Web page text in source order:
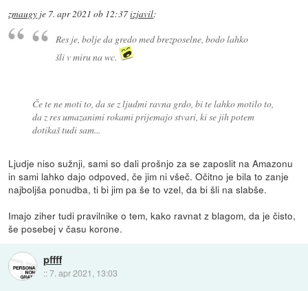
zmaugy je 7. apr 2021 ob 12:37izjavil:
Res je, bolje da gredo med brezposelne, bodo lahko
šli v miru na wc.
Če te ne moti to, da se z ljudmi ravna grdo, bi te lahko motilo to,
da z res umazanimi rokami prijemajo stvari, ki se jih potem
dotikaš tudi sam...
Ljudje niso sužnji, sami so dali prošnjo za se zaposlit na Amazonu
in sami lahko dajo odpoved, če jim ni všeč. Očitno je bila to zanje
najboljša ponudba, ti bi jim pa še to vzel, da bi šli na slabše.
Imajo ziher tudi pravilnike o tem, kako ravnat z blagom, da je čisto,
še posebej v času korone.
pffff
::7. apr 2021, 13:03